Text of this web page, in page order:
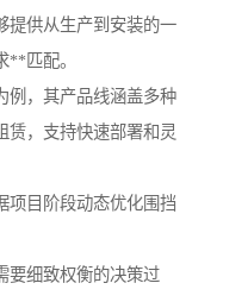
提供从生产到安装的一
**匹配。
例，其产品线涵盖多种
赁，支持快速部署和灵
项目阶段动态优化围挡
要细致权衡的决策过